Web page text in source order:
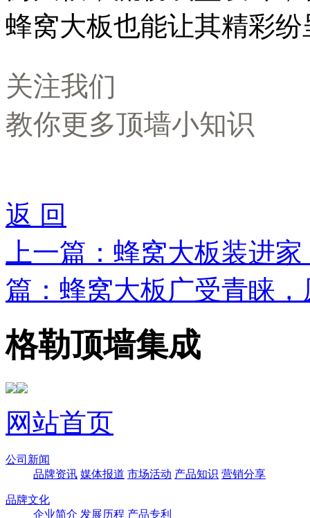
蜂窝大板也能让其精彩纷
关注我们
教你更多顶墙小知识
返 回
上一篇： 蜂窝大板装进
篇： 蜂窝大板广受青睐
格勒顶墙集成
网站首页
公司新闻
品牌资讯 媒体报道 市场活动 产品知识 营销分享
品牌文化
企业简介 发展历程 产品专利